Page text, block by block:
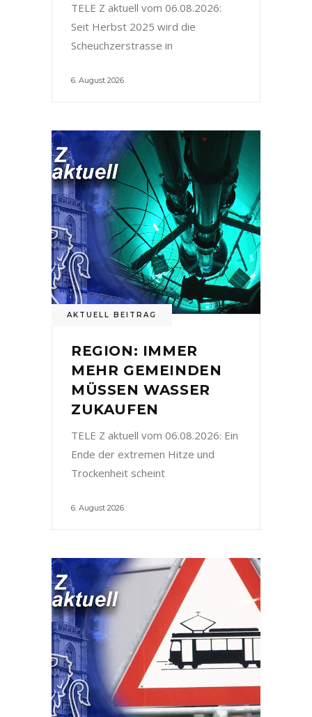
TELE Z aktuell vom 06.08.2026:
Seit Herbst 2025 wird die
Scheuchzerstrasse in
6. August 2026
AKTUELL BEITRAG
REGION: IMMER
MEHR GEMEINDEN
MÜSSEN WASSER
ZUKAUFEN
TELE Z aktuell vom 06.08.2026: Ein
Ende der extremen Hitze und
Trockenheit scheint
6. August 2026